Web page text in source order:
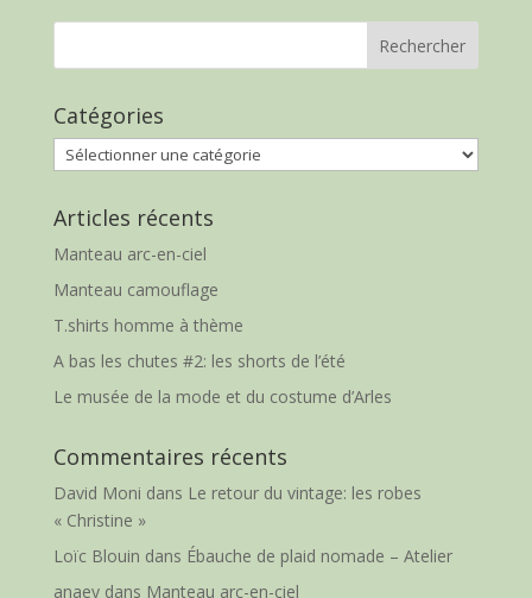
Catégories
Catégories
Articles récents
Manteau arc-en-ciel
Manteau camouflage
T.shirts homme à thème
A bas les chutes #2: les shorts de l’été
Le musée de la mode et du costume d’Arles
Commentaires récents
David Moni dans Le retour du vintage: les robes
« Christine »
Loïc Blouin dans Ébauche de plaid nomade – Atelier
anaeydans Manteau arc-en-ciel